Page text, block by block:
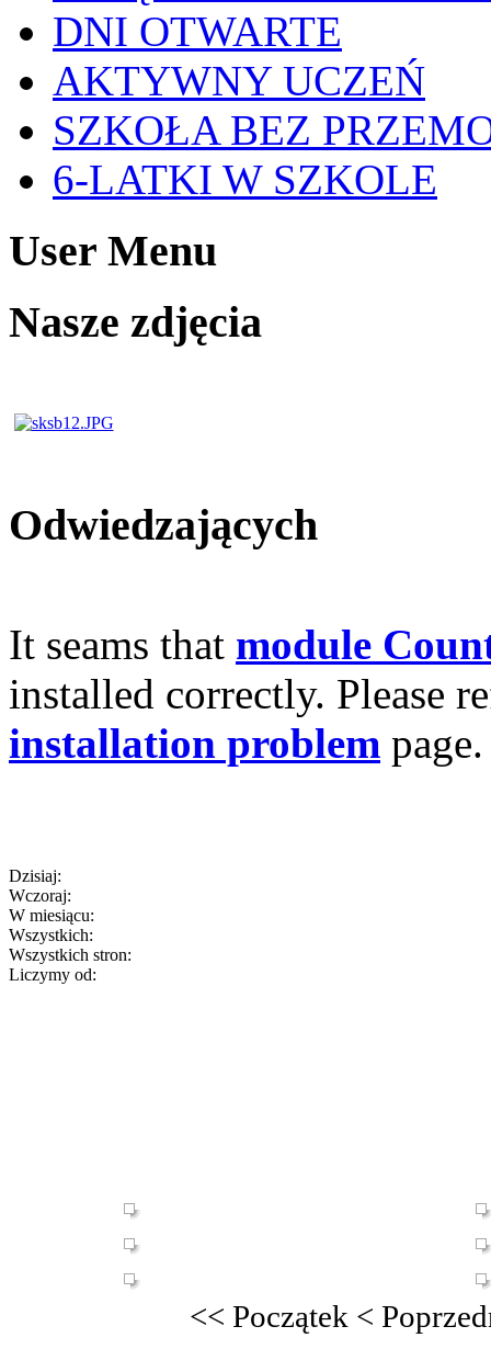
DNI OTWARTE
AKTYWNY UCZEŃ
SZKOŁA BEZ
6-LATKI W SZKOLE
User Menu
Nasze zdjęcia
Odwiedzających
It seams that module
installed correctly. Please
installation problem page.
Dzisiaj:
Wczoraj:
W miesiącu:
Wszystkich:
Wszystkich stron:
Liczymy od:
<< Początek <